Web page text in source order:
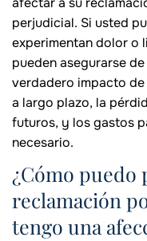
perjudicial. Si usted
experimentan dolor o
pueden asegurarse
verdadero impacto
a largo plazo, la
futuros, y los gastos
necesario.
¿Cómo puedo
reclamación
tengo una